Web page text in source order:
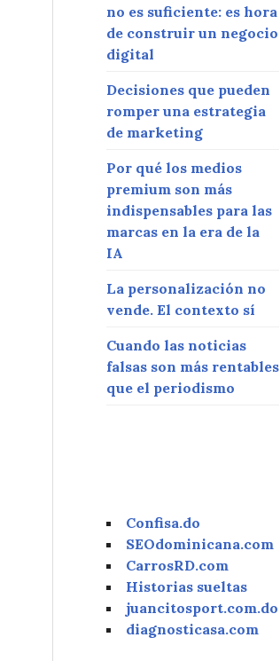
no es suficiente: es hora
de construir un negocio
digital
Decisiones que pueden
romper una estrategia
de marketing
Por qué los medios
premium son más
indispensables para las
marcas en la era de la
IA
La personalización no
vende. El contexto sí
Cuando las noticias
falsas son más rentables
que el periodismo
Confisa.do
SEOdominicana.com
CarrosRD.com
Historias sueltas
juancitosport.com.do
diagnosticasa.com